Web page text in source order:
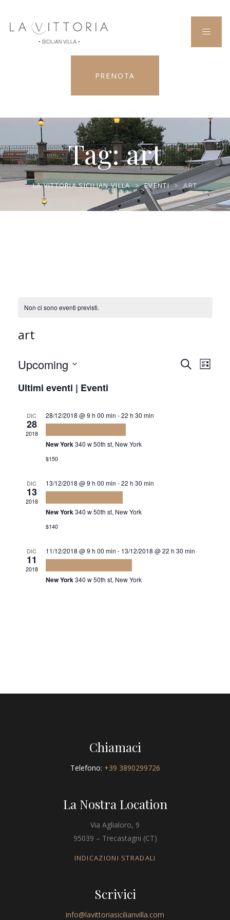
PRENOTA
Tag:art
LA VITTORIA SICILIAN VILLA > EVENTI > ART
Non ci sono eventi previsti.
art
Cerca Lista
Upcoming
la
Ultimi eventi | Eventi
DIC
28
2018
28/12/2018 @ 9 h 00 min -22 h 30 min
New York340 w 50th st, New York
$150
DIC
13
2018
13/12/2018 @ 9 h 00 min -22 h 30 min
New York340 w 50th st, New York
$140
DIC
11
2018
11/12/2018 @ 9 h 00 min - 13/12/2018 @ 22 h 30 min
New York340 w 50th st, New York
Chiamaci
Telefono: +39 3890299726
La Nostra Location
Via Aglialoro, 9
95039 – Trecastagni (CT)
INDICAZIONI STRADALI
Scrivici
info@lavittoriasicilianvilla.com